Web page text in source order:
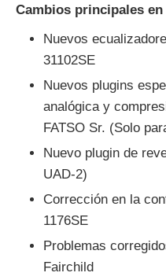
Cambios principales en
Nuevos
31102SE
Nuevos plugins
analógica y
FATSO Sr. (Solo
Nuevo plugin de
UAD-2)
Corrección en la
1176SE
Problemas
Fairchild